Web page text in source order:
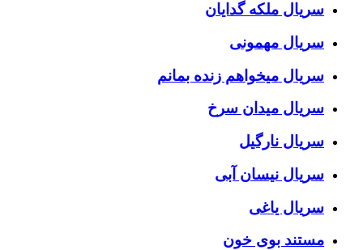
سریال ملکه گدایان
سریال مهمونی
سریال میخواهم زنده بمانم
سریال میدان سرخ
سریال نارگیل
سریال نیسان آبی
سریال یاغی
مستند بوی خون